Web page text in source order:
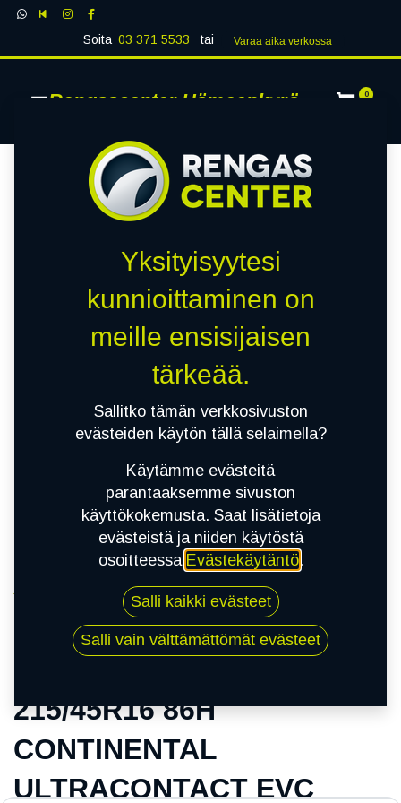
Soita 03 371 5533 tai Varaa aika verk​​​​ossa
Rengascenter Hämeenkyrö 0
215/45R16 86H CONTINENTAL
ULTRACONTACT EVC
215/45R16 86H
CONTINENTAL
ULTRACONTACT EVC
Yksityisyytesi
kunnioittaminen on
meille ensisijaisen
tärkeää.
Sallitko tämän verkkosivuston
evästeiden käytön tällä selaimella?
Käytämme evästeitä
parantaaksemme sivuston
käyttökokemusta. Saat lisätietoja
evästeistä ja niiden käytöstä
osoitteessa Evästekäytäntö.
Salli kaikki evästeet
Salli vain välttämättömät evästeet